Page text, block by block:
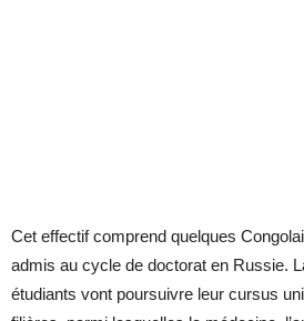
Cet effectif comprend quelques
admis au cycle de doctorat en Russie.
étudiants vont poursuivre leur cursus